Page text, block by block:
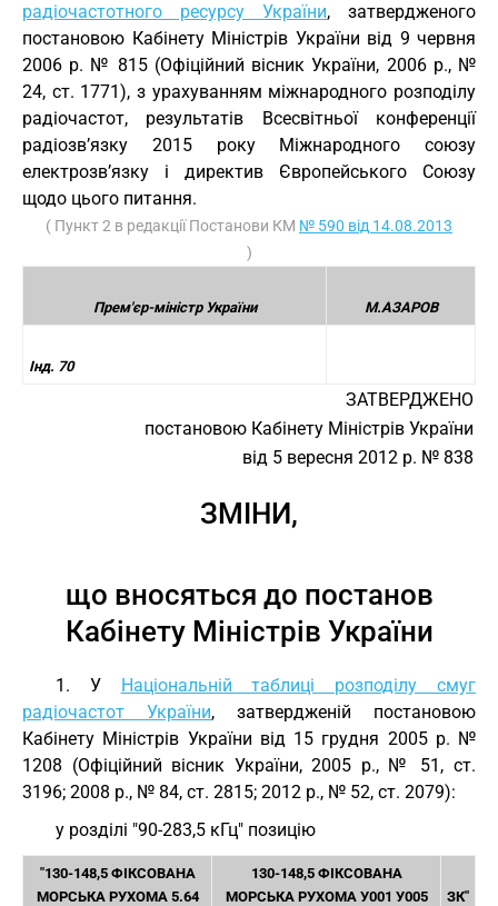
радіочастотного ресурсу України, затвердженого
постановою Кабінету Міністрів України від 9 червня
2006 р. № 815 (Офіційний вісник України, 2006 р., №
24, ст. 1771), з урахуванням міжнародного розподілу
радіочастот, результатів Всесвітньої конференції
радіозв’язку 2015 року Міжнародного союзу
електрозв’язку і директив Європейського Союзу
щодо цього питання.
( Пункт 2 в редакції Постанови КМ № 590 від 14.08.2013
)
Прем'єр-міністр України М.АЗАРОВ
Інд. 70
ЗАТВЕРДЖЕНО
постановою Кабінету Міністрів України
від 5 вересня 2012 р. № 838
ЗМІНИ,
що вносяться до постанов
Кабінету Міністрів України
1. У Національній таблиці розподілу смуг
радіочастот України, затвердженій постановою
Кабінету Міністрів України від 15 грудня 2005 р. №
1208 (Офіційний вісник України, 2005 р., № 51, ст.
3196; 2008 р., № 84, ст. 2815; 2012 р., № 52, ст. 2079):
у розділі "90-283,5 кГц" позицію
"130-148,5 ФІКСОВАНА
МОРСЬКА РУХОМА 5.64
130-148,5 ФІКСОВАНА
МОРСЬКА РУХОМА У001 У005
ЗК"